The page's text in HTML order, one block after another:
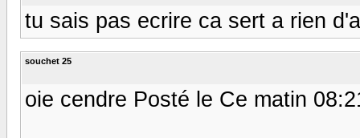
tu sais pas ecrire ca sert a rien
souchet 25
oie cendre Posté le Ce matin